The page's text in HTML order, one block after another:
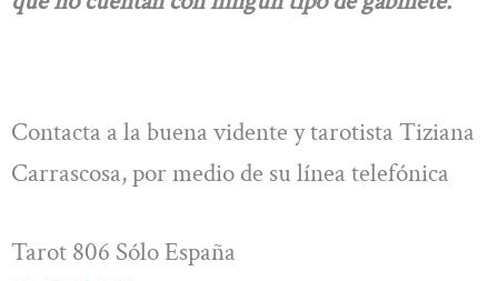
Contacta a la buena vidente y tarotista Tiziana
Carrascosa, por medio de su línea telefónica
Tarot 806 Sólo España